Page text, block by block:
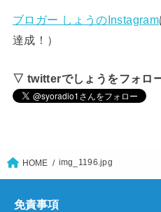
ブロガー しょうのInstagram
達成！）
▽ twitterでしょうをフォロ
HOME img_1196.jpg
免責事項